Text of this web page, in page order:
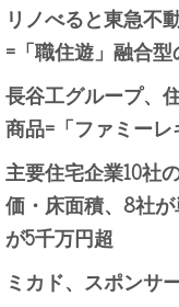
リノべると東急不
=「職住遊」融合
長谷工グループ、
商品=「ファミー
主要住宅企業10社
価・床面積、8社
が5千万円超
ミカド、スポンサ